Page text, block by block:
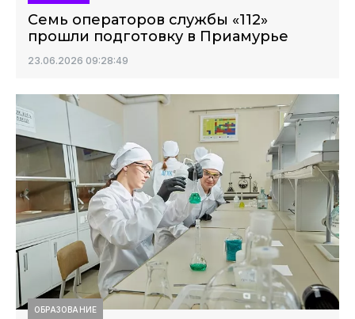
Семь операторов службы «112»
прошли подготовку в Приамурье
23.06.2026 09:28:49
ОБРАЗОВАНИЕ